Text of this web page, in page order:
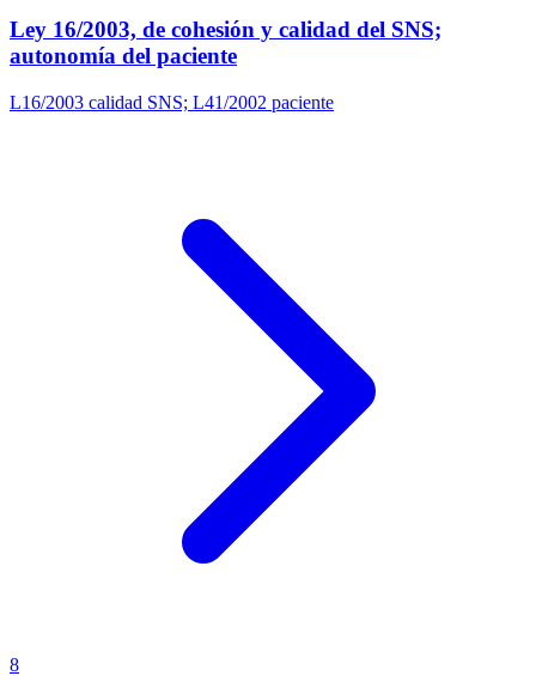
Ley 16/2003, de cohesión y calidad del SNS;
autonomía del paciente
L16/2003 calidad SNS; L41/2002 paciente
8